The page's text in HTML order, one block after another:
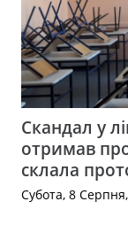
Скандал у
отримав
склала
Субота, 8